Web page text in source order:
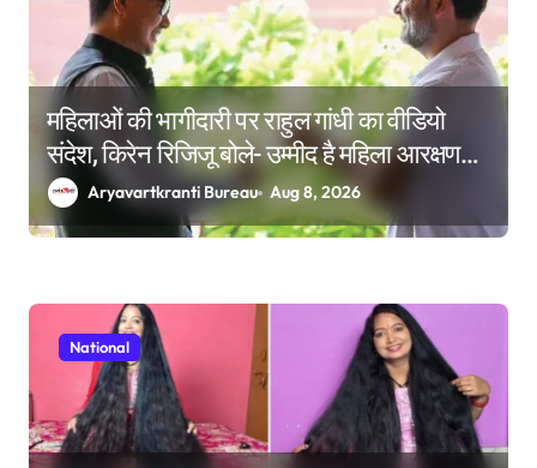
महिलाओं की भागीदारी पर राहुल गांधी का वीडियो
संदेश, किरेन रिजिजू बोले- उम्मीद है महिला आरक्षण
बिल का बिना शर्त करेंगे समर्थन
Aryavartkranti Bureau Aug 8, 2026
National